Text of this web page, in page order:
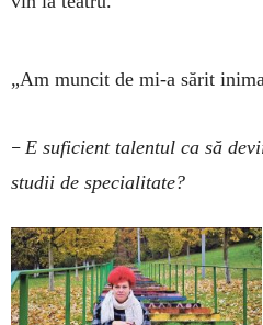
„Am muncit de mi-a sărit
– E suficient talentul ca să
studii de specialitate?